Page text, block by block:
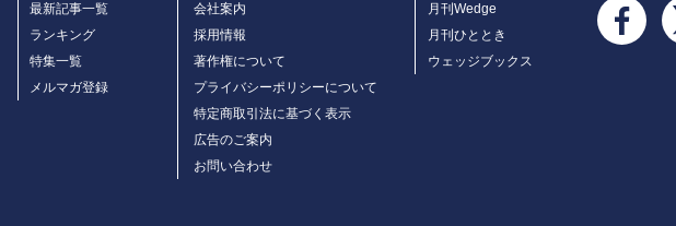
最新記事一覧
ランキング
特集一覧
メルマガ登録
会社案内
採用情報
著作権について
プライバシーポリシーについて
特定商取引法に基づく表示
広告のご案内
お問い合わせ
月刊Wedge
月刊ひととき
ウェッジブックス